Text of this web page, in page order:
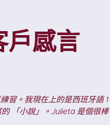
戶感言
分，還讓我有機會在小組